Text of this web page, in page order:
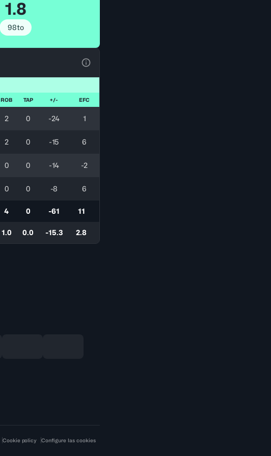
1.8
98to
ROB TAP +/- EFC
2 0 -24 1
2 0 -15 6
0 0 -14 -2
0 0 -8 6
4 0 -61 11
1.0 0.0 -15.3 2.8
Cookie policy Configure las cookies